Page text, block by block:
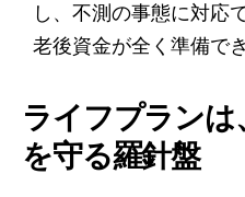
し、不測の事態に対応
老後資金が全く準備で
ライフプラン
を守る羅針盤